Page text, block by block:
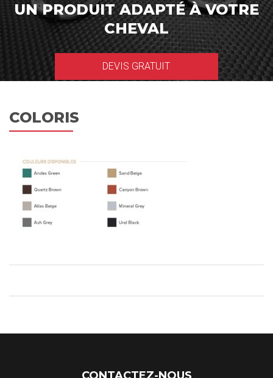
UN PRODUIT ADAPTÉ À VOTRE
CHEVAL
DEVIS GRATUIT
COLORIS